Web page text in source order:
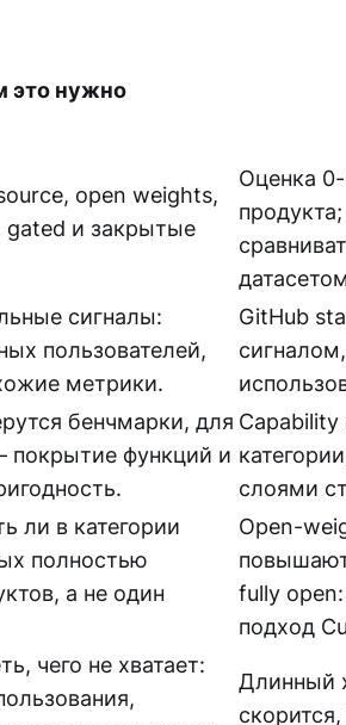
это нужно
open weights,
gated и закрытые
Оценка 0-
сигналы:
пользователей,
метрики.
GitHub
бенчмарки, для
покрытие функций и
Capability
слоями
ли в категории
полностью
а не один
Open-
fully open:
подход
чего не хватает:
Длинный